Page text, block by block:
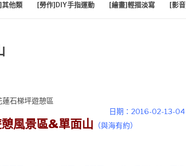
他類 [勞作]DIY手指運動 [繪畫]輕描淡寫 [影
日期：2016-02-13-04
風景區&單面山 （與海有約）